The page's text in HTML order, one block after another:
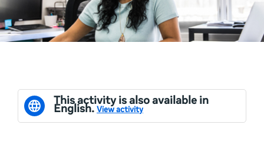
This activity is also available in
English. View activity